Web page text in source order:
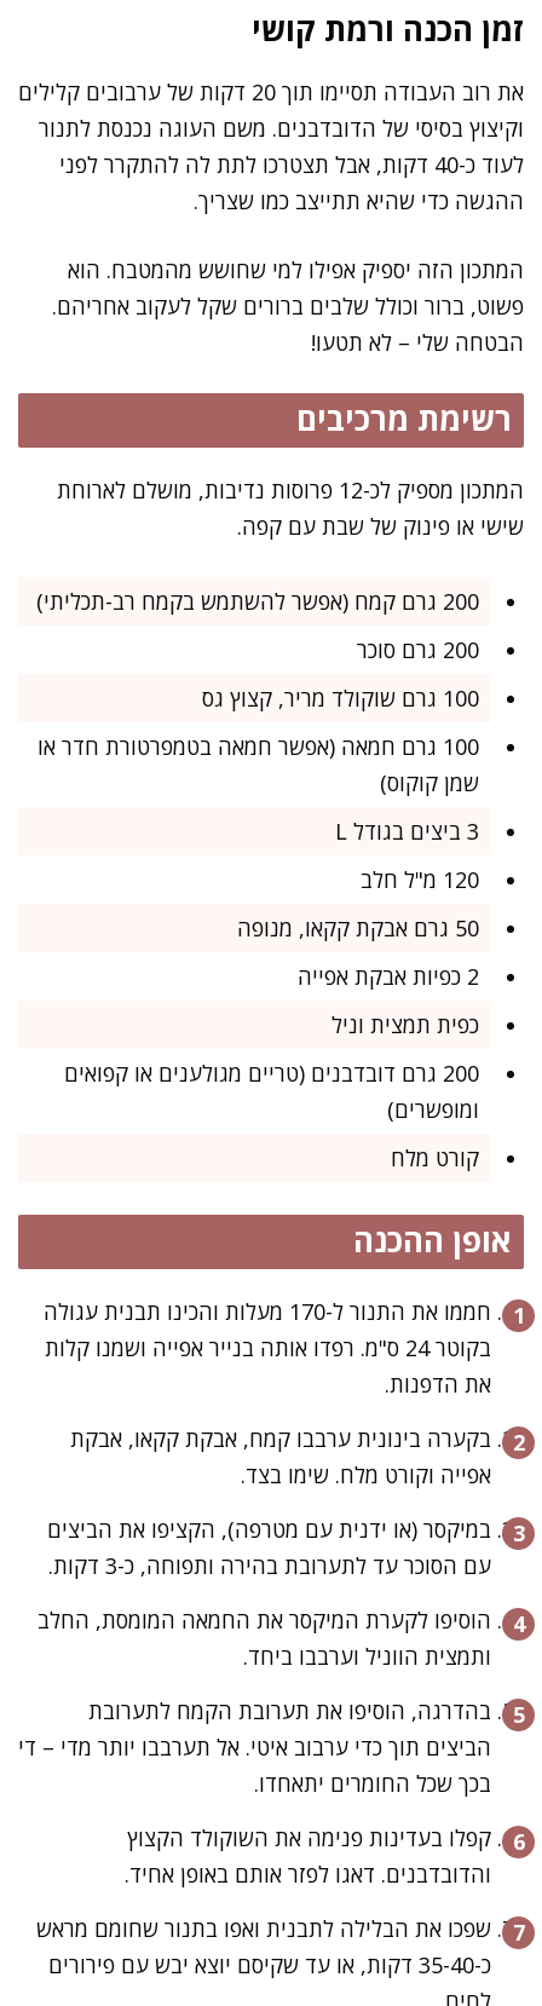
זמן הכנה ורמת קושי
את רוב העבודה תסיימו תוך 20 דקות של ערבובים קלילים
וקיצוץ בסיסי של הדובדבנים. משם העוגה נכנסת לתנור
לעוד כ-40 דקות, אבל תצטרכו לתת לה להתקרר לפני
ההגשה כדי שהיא תתייצב כמו שצריך.
המתכון הזה יספיק אפילו למי שחושש מהמטבח. הוא
פשוט, ברור וכולל שלבים ברורים שקל לעקוב אחריהם.
הבטחה שלי – לא תטעו!
רשימת מרכיבים
המתכון מספיק לכ-12 פרוסות נדיבות, מושלם לארוחת
שישי או פינוק של שבת עם קפה.
200 גרם קמח (אפשר להשתמש בקמח רב-תכליתי)
200 גרם סוכר
100 גרם שוקולד מריר, קצוץ גס
100 גרם חמאה (אפשר חמאה בטמפרטורת חדר או
שמן קוקוס)
3 ביצים בגודל L
120 מ"ל חלב
50 גרם אבקת קקאו, מנופה
2 כפיות אבקת אפייה
כפית תמצית וניל
200 גרם דובדבנים (טריים מגולענים או קפואים
ומופשרים)
קורט מלח
אופן ההכנה
חממו את התנור ל-170 מעלות והכינו תבנית עגולה
בקוטר 24 ס"מ. רפדו אותה בנייר אפייה ושמנו קלות
את הדפנות.
בקערה בינונית ערבבו קמח, אבקת קקאו, אבקת
אפייה וקורט מלח. שימו בצד.
במיקסר (או ידנית עם מטרפה), הקציפו את הביצים
עם הסוכר עד לתערובת בהירה ותפוחה, כ-3 דקות.
הוסיפו לקערת המיקסר את החמאה המומסת, החלב
ותמצית הווניל וערבבו ביחד.
בהדרגה, הוסיפו את תערובת הקמח לתערובת
הביצים תוך כדי ערבוב איטי. אל תערבבו יותר מדי – די
בכך שכל החומרים יתאחדו.
קפלו בעדינות פנימה את השוקולד הקצוץ
והדובדבנים. דאגו לפזר אותם באופן אחיד.
שפכו את הבלילה לתבנית ואפו בתנור שחומם מראש
כ-35-40 דקות, או עד שקיסם יוצא יבש עם פירורים